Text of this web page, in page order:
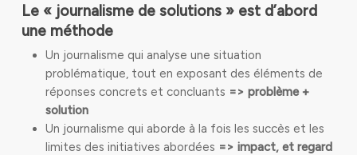
Le « journalisme de solutions » est d’abord
une méthode
Un journalisme qui analyse une situation
problématique, tout en exposant des éléments de
réponses concrets et concluants => problème +
solution
Un journalisme qui aborde à la fois les succès et les
limites des initiatives abordées => impact, et regard